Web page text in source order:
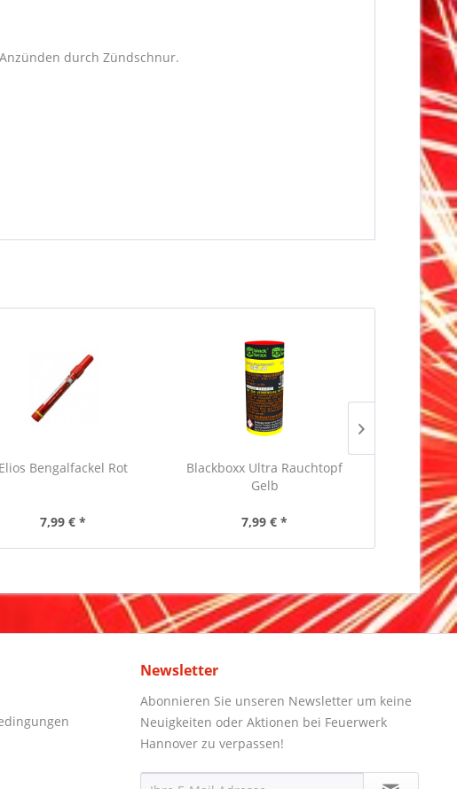
durch Zündschnur.
Elios Bengalfackel Rot
7,99 € *
Blackboxx Ultra Rauchtopf
Gelb
7,99 € *
Newsletter
Abonnieren Sie unseren Newsletter um keine
Neuigkeiten oder Aktionen bei Feuerwerk
Hannover zu verpassen!